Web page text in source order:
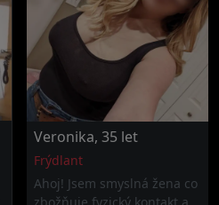
Veronika, 35 let
Frýdlant
Ahoj! Jsem smyslná žena co